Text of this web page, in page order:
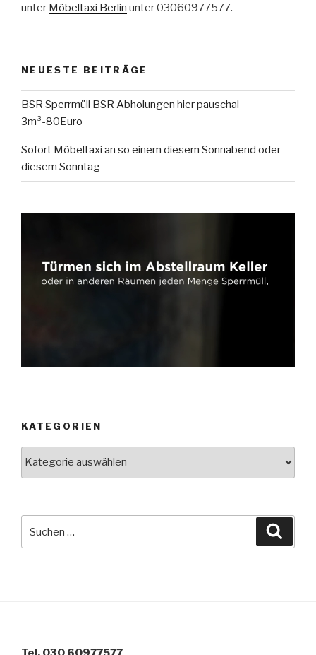
unter Möbeltaxi Berlin unter 03060977577.
NEUESTE BEITRÄGE
BSR Sperrmüll BSR Abholungen hier pauschal
3m³-80Euro
Sofort Möbeltaxi an so einem diesem Sonnabend oder
diesem Sonntag
KATEGORIEN